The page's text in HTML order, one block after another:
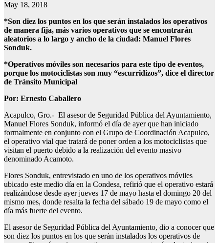
May 18, 2018
*Son diez los puntos en los que serán instalados los operativos
de manera fija, más varios operativos que se encontrarán
aleatorios a lo largo y ancho de la ciudad: Manuel Flores
Sonduk.
*Operativos móviles son necesarios para este tipo de eventos,
porque los motociclistas son muy “escurridizos”, dice el director
de Tránsito Municipal
Por: Ernesto Caballero
Acapulco, Gro.- El asesor de Seguridad Pública del Ayuntamiento,
Manuel Flores Sonduk, informó el día de ayer que han iniciado
formalmente en conjunto con el Grupo de Coordinación Acapulco,
el operativo vial que tratará de poner orden a los motociclistas que
visitan el puerto debido a la realización del evento masivo
denominado Acamoto.
Flores Sonduk, entrevistado en uno de los operativos móviles
ubicado este medio día en la Condesa, refirió que el operativo estará
realizándose desde ayer jueves 17 de mayo hasta el domingo 20 del
mismo mes, donde resalta la fecha del sábado 19 de mayo como el
día más fuerte del evento.
El asesor de Seguridad Pública del Ayuntamiento, dio a conocer que
son diez los puntos en los que serán instalados los operativos de